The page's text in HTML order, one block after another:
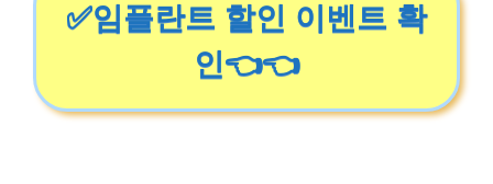
✅임플란트 할인 이벤트 확
인👈👈